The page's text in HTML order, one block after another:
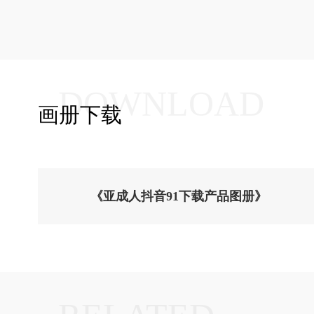
画册下载
DOWNLOAD
《亚成人抖音91下载产品图册》